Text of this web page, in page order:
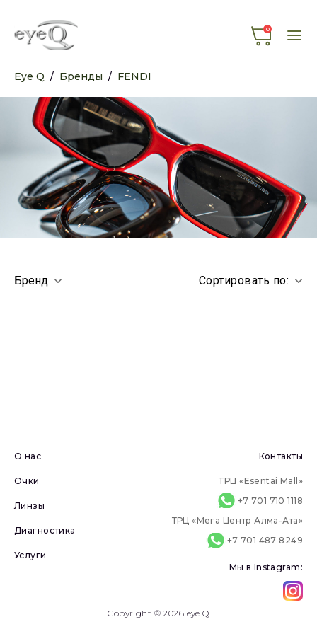
0
Eye Q / Бренды / FENDI
Бренд Сортировать по:
Copyright © 2026 eye Q
О нас
Очки
Линзы
Диагностика
Услуги
Контакты
ТРЦ «Esentai Mall»
+7 701 710 1118
ТРЦ «Мега Центр Алма-Ата»
+7 701 487 8249
Мы в Instagram: